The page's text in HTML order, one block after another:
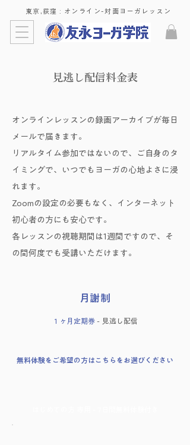
東京,荻窪 : ​オンライン-対面ヨーガレッスン
見逃し配信料金表
オンラインレッスンの録画アーカイブが毎日
メールで届きます。
リアルタイム参加ではないので、ご自身のタ
イミングで、いつでもヨーガの心地よさに浸
れます。
Zoomの設定の必要もなく、インターネット
初心者の方にも安心です。
各レッスンの視聴期間は1週間ですので、そ
の間何度でも受講いただけます。
​月謝制
​１ヶ月定期券 - 見逃し配信
無料体験をご希望の方はこちらをお選びください